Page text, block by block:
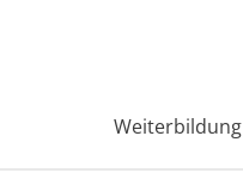
Weiterbildung